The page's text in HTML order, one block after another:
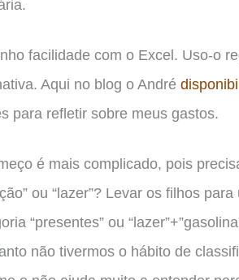
facilidade com o Excel. Uso-o
Aqui no blog o André
para refletir sobre meus gastos.
é mais complicado, pois
ou “lazer”? Levar os filhos
“presentes” ou
não tivermos o hábito de